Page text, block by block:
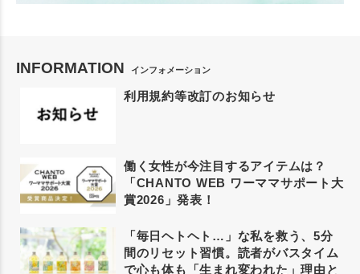
INFORMATION インフォメーション
利用規約等改訂のお知らせ
働く女性が今注目するアイテムは？
「CHANTO WEB ワーママサポート大
賞2026」発表！
「毎日ヘトヘト…」な私を救う、5分
間のリセット習慣。読者がバスタイム
で心も体も「生まれ変われた」理由と